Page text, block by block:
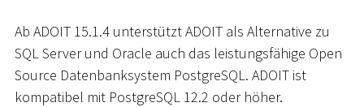
Ab ADOIT 15.1.4 unterstützt ADOIT als Alternative zu
SQL Server und Oracle auch das leistungsfähige Open
Source Datenbanksystem PostgreSQL. ADOIT ist
kompatibel mit PostgreSQL 12.2 oder höher.